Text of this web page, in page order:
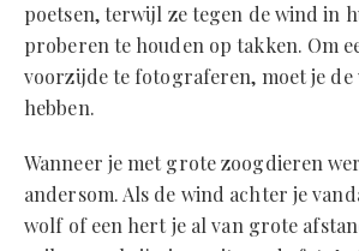
poetsen, terwijl ze tegen de wind in
proberen te houden op takken. Om
voorzijde te fotograferen, moet je
hebben.
Wanneer je met grote zoogdieren
andersom. Als de wind achter je
wolf of een hert je al van grote